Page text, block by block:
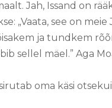
Jah, Issand on
„Vaata, see on
ja tundkem
sellel mäel.” Aga
sirutab oma käsi